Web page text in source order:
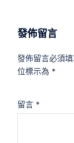
發佈留言
發佈留言必須
位標示為 *
留言 *